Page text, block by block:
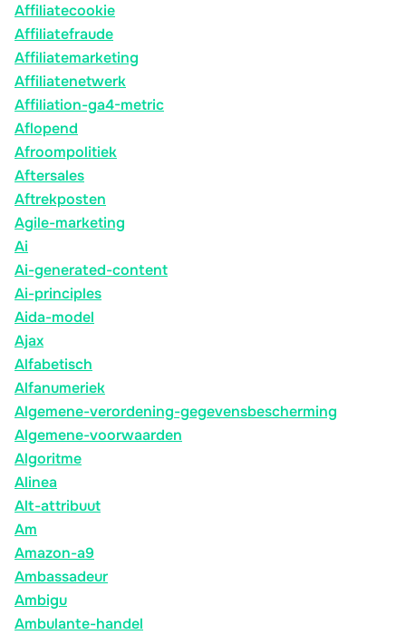
Affiliatecookie
Affiliatefraude
Affiliatemarketing
Affiliatenetwerk
Affiliation-ga4-metric
Aflopend
Afroompolitiek
Aftersales
Aftrekposten
Agile-marketing
Ai
Ai-generated-content
Ai-principles
Aida-model
Ajax
Alfabetisch
Alfanumeriek
Algemene-verordening-gegevensbescherming
Algemene-voorwaarden
Algoritme
Alinea
Alt-attribuut
Am
Amazon-a9
Ambassadeur
Ambigu
Ambulante-handel